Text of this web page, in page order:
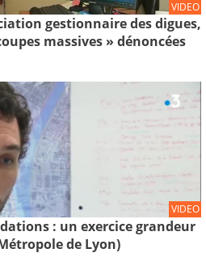
VIDEO
gestionnaire des digues,
massives » dénoncées
VIDEO
: un exercice grandeur
de Lyon)